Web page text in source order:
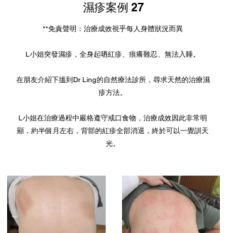
濕疹案例 27
**免責聲明：治療成效視乎每人身體狀況而異
L小姐突發濕疹，全身起哂紅疹、痕癢難忍、無法入睡。
在朋友介紹下搵到Dr Ling的自然療法診所，尋求天然的治療濕
疹方法。
L小姐在治療過程中嚴格遵守戒口食物，治療成效因此非常明
顯，約半個月左右，背部的紅疹全部消退，終於可以一覺訓天
光。